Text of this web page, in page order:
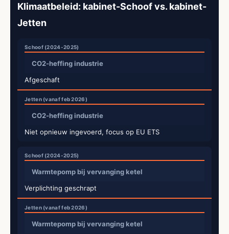
Klimaatbeleid: kabinet-Schoof vs. kabinet-
Jetten
CO2-heffing industrie
Afgeschaft
CO2-heffing industrie
Niet opnieuw ingevoerd, focus op EU ETS
Warmtepomp bij vervanging ketel
Verplichting geschrapt
Warmtepomp bij vervanging ketel